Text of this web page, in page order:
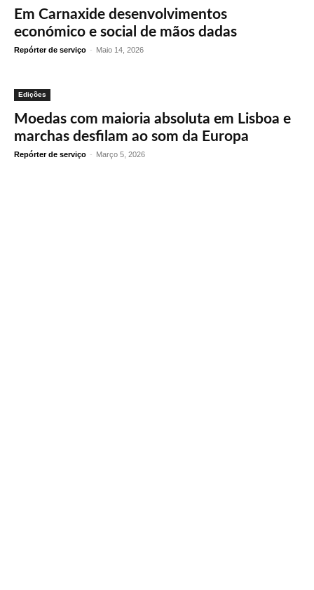
Em Carnaxide desenvolvimentos
económico e social de mãos dadas
Repórter de serviço - Maio 14, 2026
Edições
Moedas com maioria absoluta em Lisboa e
marchas desfilam ao som da Europa
Repórter de serviço - Março 5, 2026